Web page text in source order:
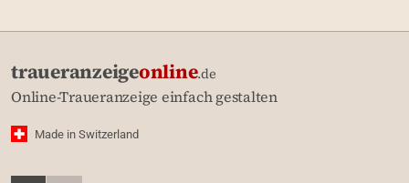
traueranzeigeonline.de
Online-Traueranzeige einfach gestalten
Made in Switzerland